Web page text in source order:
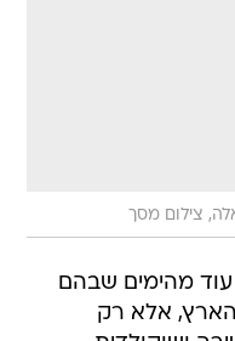
צילום מסך
עוד מהימים שבהם
אלא רק